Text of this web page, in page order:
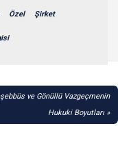
Özel Şirket
ve Gönüllü Vazgeçmenin
Hukuki Boyutları